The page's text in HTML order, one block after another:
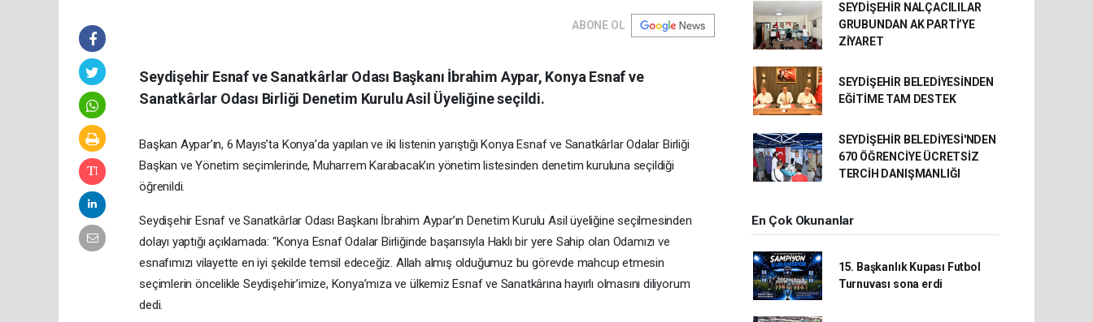
ABONE OL
Seydişehir Esnaf ve Sanatkârlar Odası Başkanı İbrahim Aypar, Konya Esnaf ve
Sanatkârlar Odası Birliği Denetim Kurulu Asil Üyeliğine seçildi.
Başkan Aypar’ın, 6 Mayıs’ta Konya’da yapılan ve iki listenin yarıştığı Konya Esnaf ve Sanatkârlar Odalar Birliği
Başkan ve Yönetim seçimlerinde, Muharrem Karabacak’ın yönetim listesinden denetim kuruluna seçildiği
öğrenildi.
Seydişehir Esnaf ve Sanatkârlar Odası Başkanı İbrahim Aypar’ın Denetim Kurulu Asil üyeliğine seçilmesinden
dolayı yaptığı açıklamada: “Konya Esnaf Odalar Birliğinde başarısıyla Haklı bir yere Sahip olan Odamızı ve
esnafımızı vilayette en iyi şekilde temsil edeceğiz. Allah almış olduğumuz bu görevde mahcup etmesin
seçimlerin öncelikle Seydişehir’imize, Konya’mıza ve ülkemiz Esnaf ve Sanatkârına hayırlı olmasını diliyorum
dedi.
SEYDİŞEHİR NALÇACILILAR
GRUBUNDAN AK PARTİ’YE
ZİYARET
SEYDİŞEHİR BELEDİYESİNDEN
EĞİTİME TAM DESTEK
SEYDİŞEHİR BELEDİYESİ'NDEN
670 ÖĞRENCİYE ÜCRETSİZ
TERCİH DANIŞMANLIĞI
En Çok Okunanlar
15. Başkanlık Kupası Futbol
Turnuvası sona erdi